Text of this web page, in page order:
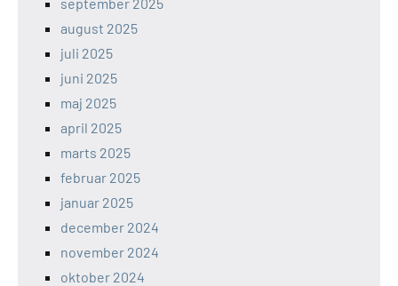
august 2025
juli 2025
juni 2025
maj 2025
april 2025
marts 2025
februar 2025
januar 2025
december 2024
november 2024
oktober 2024